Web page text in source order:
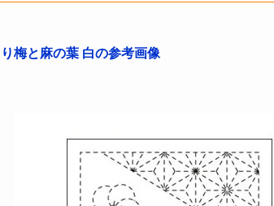
梅と麻の葉 白の参考画像